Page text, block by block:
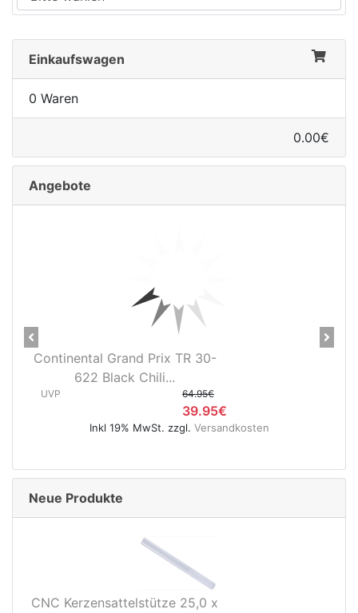
Einkaufswagen
0 Waren
0.00€
Angebote
Continental Grand Prix TR 30-
622 Black Chili...
UVP 64.95€
39.95€
Inkl 19% MwSt. zzgl. Versandkosten
Previous Next
Neue Produkte
CNC Kerzensattelstütze 25,0 x